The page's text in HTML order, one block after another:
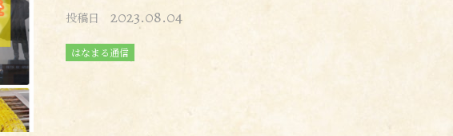
投稿日 2023.08.04
はなまる通信